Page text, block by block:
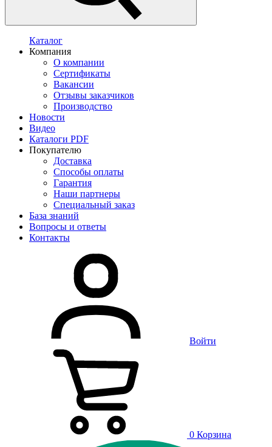
Каталог
Компания
О компании
Сертификаты
Вакансии
Отзывы заказчиков
Производство
Новости
Видео
Каталоги PDF
Покупателю
Доставка
Способы оплаты
Гарантия
Наши партнеры
Специальный заказ
База знаний
Вопросы и ответы
Контакты
Войти
0 Корзина